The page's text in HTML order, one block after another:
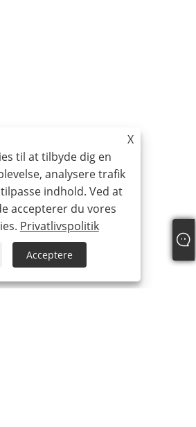
X
til at tilbyde dig en
analysere trafik
indhold. Ved at
accepterer du vores
Privatlivspolitik
Acceptere